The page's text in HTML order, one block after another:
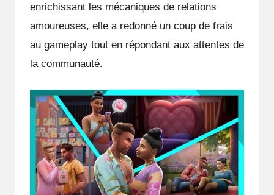
enrichissant les mécaniques de relations
amoureuses, elle a redonné un coup de frais
au gameplay tout en répondant aux attentes de
la communauté.